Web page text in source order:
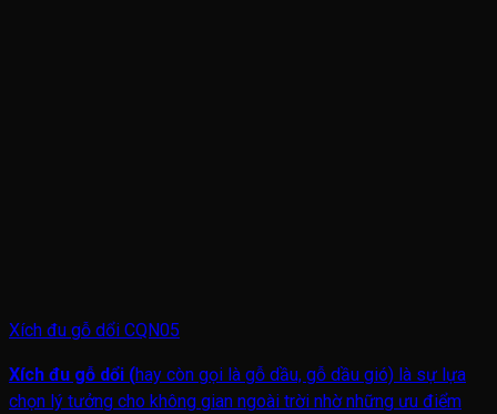
Xích đu gỗ dổi CQN05
Xích đu gỗ dổi (hay còn gọi là gỗ dầu, gỗ dầu gió) là sự lựa
chọn lý tưởng cho không gian ngoài trời nhờ những ưu điểm